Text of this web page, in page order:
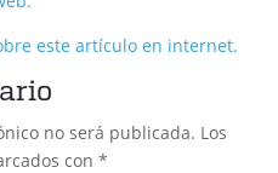
este artículo en internet.
no será publicada. Los
con*